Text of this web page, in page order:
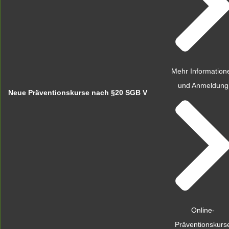
Neue Präventionskurse nach §20 SGB V
Mehr
und Anmeldung
Online-